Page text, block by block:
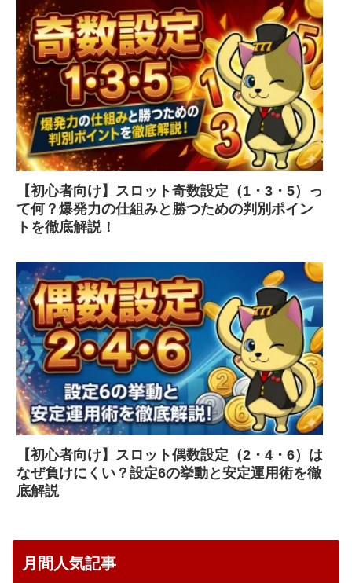
【初心者向け】スロット奇数設定（1・3・5）っ
て何？爆発力の仕組みと勝つための判別ポイン
トを徹底解説！
【初心者向け】スロット偶数設定（2・4・6）は
なぜ負けにくい？設定6の挙動と安定運用術を徹
底解説
月間人気記事